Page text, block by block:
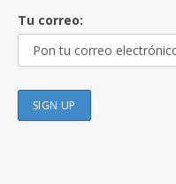
Tu correo: